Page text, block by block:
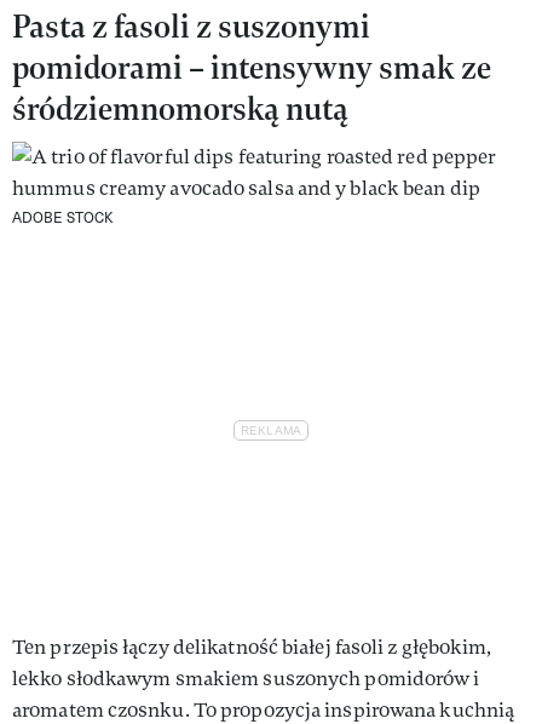
Pasta z fasoli z suszonymi
pomidorami – intensywny smak ze
śródziemnomorską nutą
ADOBE STOCK
Ten przepis łączy delikatność białej fasoli z głębokim,
lekko słodkawym smakiem suszonych pomidorów i
aromatem czosnku. To propozycja inspirowana kuchnią